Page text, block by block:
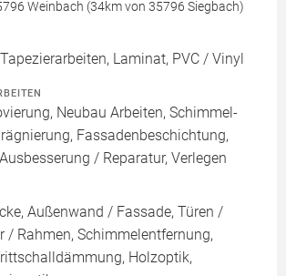
Weinbach (34km von 35796 Siegbach)
Laminat, PVC / Vinyl
Neubau Arbeiten, Schimmel-
Fassadenbeschichtung,
/ Reparatur, Verlegen
Außenwand / Fassade, Türen /
/ Rahmen, Schimmelentfernung,
Holzoptik,